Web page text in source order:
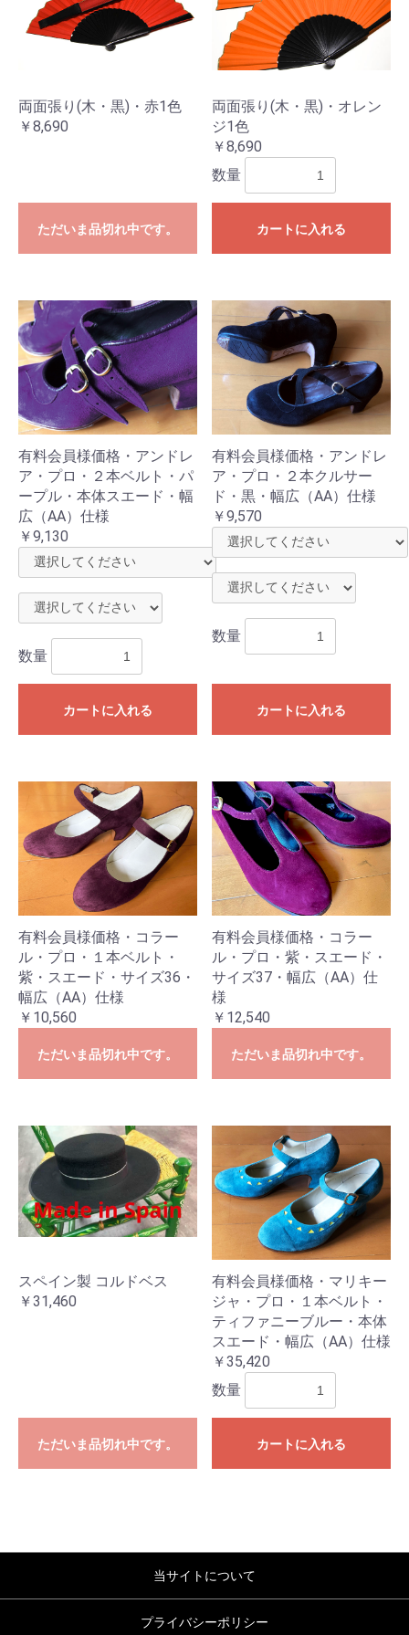
両面張り(木・黒)・赤1色
￥8,690
ただいま品切れ中です。
両面張り(木・黒)・オレン
ジ1色
￥8,690
数量
カートに入れる
有料会員様価格・アンドレ
ア・プロ・２本ベルト・パ
ープル・本体スエード・幅
広（AA）仕様
￥9,130
数量
カートに入れる
有料会員様価格・アンドレ
ア・プロ・２本クルサー
ド・黒・幅広（AA）仕様
￥9,570
数量
カートに入れる
有料会員様価格・コラー
ル・プロ・１本ベルト・
紫・スエード・サイズ36・
幅広（AA）仕様
￥10,560
ただいま品切れ中です。
有料会員様価格・コラー
ル・プロ・紫・スエード・
サイズ37・幅広（AA）仕
様
￥12,540
ただいま品切れ中です。
スペイン製 コルドベス
￥31,460
ただいま品切れ中です。
有料会員様価格・マリキー
ジャ・プロ・１本ベルト・
ティファニーブルー・本体
スエード・幅広（AA）仕様
￥35,420
数量
カートに入れる
お買い物を続ける カートへ進む
当サイトについて
プライバシーポリシー